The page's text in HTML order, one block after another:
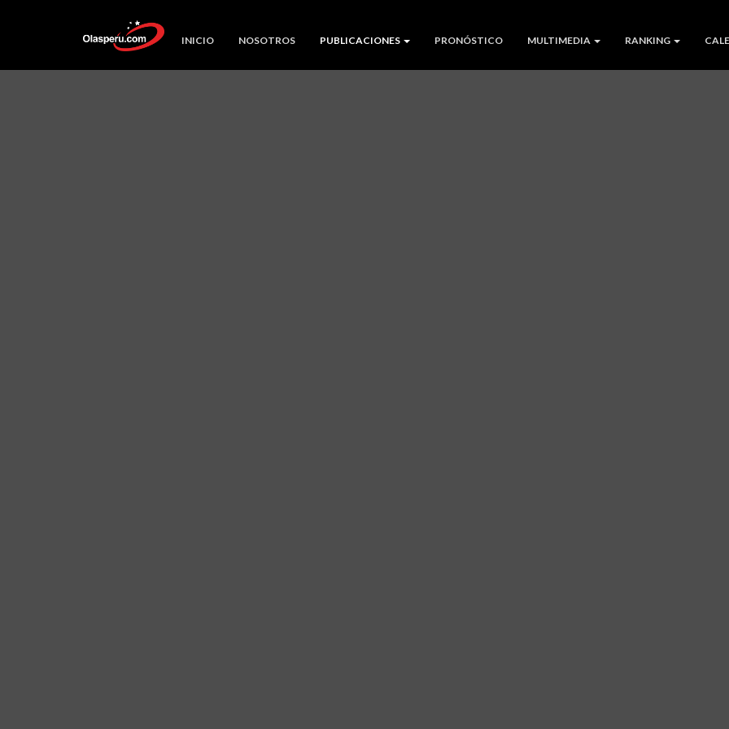
INICIO NOSOTROS PUBLICACIONES PRONÓSTICO MULTIMEDIA RANKING